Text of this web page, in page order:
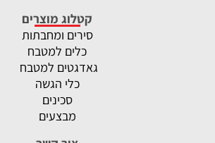
קטלוג מוצרים
סירים ומחבתות
כלים למטבח
גאדגטים למטבח
כלי הגשה
סכינים
מבצעים